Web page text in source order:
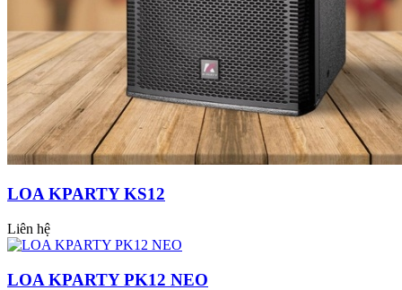
LOA KPARTY KS12
Liên hệ
LOA KPARTY PK12 NEO